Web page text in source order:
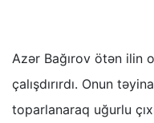
Azər Bağırov ötən ilin
çalışdırırdı. Onun
toparlanaraq uğurlu